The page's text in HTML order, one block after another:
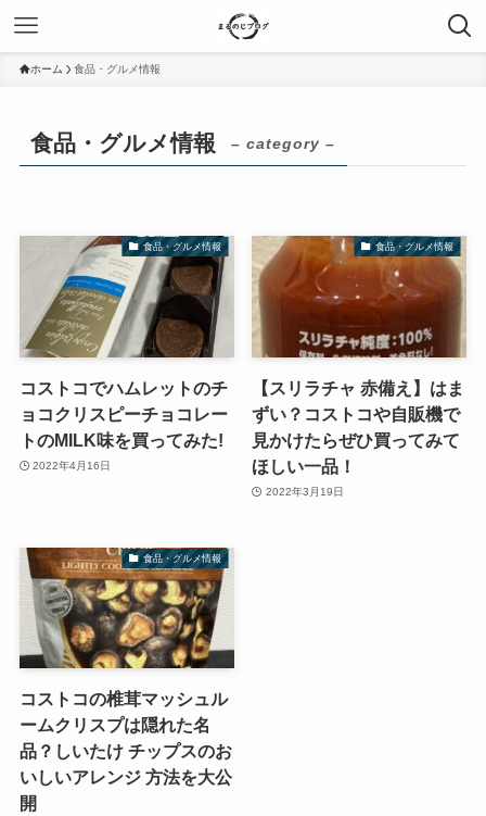
ホーム 食品・グルメ情報
食品・グルメ情報 – category –
食品・グルメ情報
コストコでハムレットのチ
ョコクリスピーチョコレー
トのMILK味を買ってみた!
2022年4月16日
食品・グルメ情報
【スリラチャ 赤備え】はま
ずい？コストコや自販機で
見かけたらぜひ買ってみて
ほしい一品！
2022年3月19日
食品・グルメ情報
コストコの椎茸マッシュル
ームクリスプは隠れた名
品？しいたけ チップスのお
いしいアレンジ 方法を大公
開